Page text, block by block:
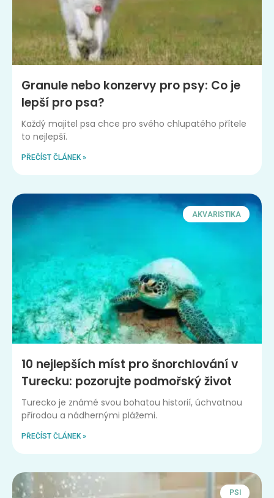
Granule nebo konzervy pro psy: Co je
lepší pro psa?
Každý majitel psa chce pro svého chlupatého přítele
to nejlepší.
PŘEČÍST ČLÁNEK »
AKVARISTIKA
10 nejlepších míst pro šnorchlování v
Turecku: pozorujte podmořský život
Turecko je známé svou bohatou historií, úchvatnou
přírodou a nádhernými plážemi.
PŘEČÍST ČLÁNEK »
PSI